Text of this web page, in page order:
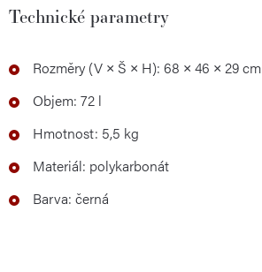
Technické parametry
Rozměry (V × Š × H): 68 × 46 × 29 cm
Objem: 72 l
Hmotnost: 5,5 kg
Materiál: polykarbonát
Barva: černá